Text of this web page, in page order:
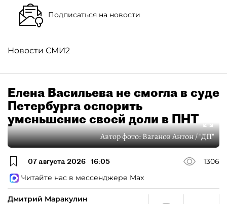
Подписаться на новости
Новости СМИ2
Елена Васильева не смогла в суде
Петербурга оспорить
уменьшение своей доли в ПНТ
Автор фото:Ваганов Антон / "ДП"
07 августа 2026 16:05
1306
Читайте нас в мессенджере Max
Дмитрий Маракулин